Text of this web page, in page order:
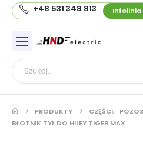
+48 531 348 813 Infolinia
PRODUKTY CZĘŚCI,
BŁOTNIK TYŁ DO HILEY TIGER MAX